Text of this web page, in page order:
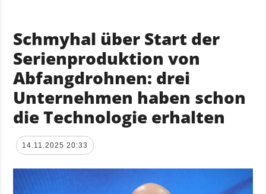
Schmyhal über Start der
Serienproduktion von
Abfangdrohnen: drei
Unternehmen haben schon
die Technologie erhalten
14.11.2025 20:33